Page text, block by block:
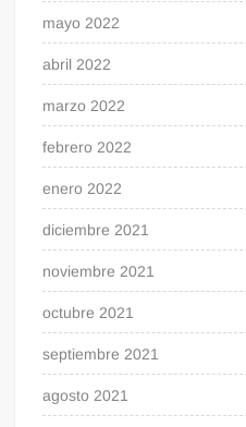
mayo 2022
abril 2022
marzo 2022
febrero 2022
enero 2022
diciembre 2021
noviembre 2021
octubre 2021
septiembre 2021
agosto 2021